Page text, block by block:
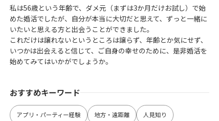
私は56歳という年齢で、ダメ元（まずは3か月だけお試し）で始
めた婚活でしたが、自分が本当に大切だと思えて、ずっと一緒に
いたいと思える方と出会うことができました。
これだけは譲れないというところは譲らず、年齢とか気にせず、
いつかは出会えると信じて、ご自身の幸せのために、是非婚活を
始めてみてはいかがでしょうか。
おすすめキーワード
アプリ・パーティー経験 地方・遠距離 人見知り